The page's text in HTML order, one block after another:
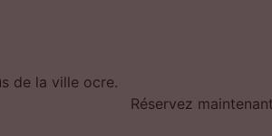
de la ville ocre.
Réservez maintenant